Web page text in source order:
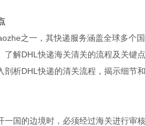
之一，其快递服务涵盖全球多个
了解DHL快递海关清关的流程及关键
剖析DHL快递的清关流程，揭示细节
一国的边境时，必须经过海关进行审